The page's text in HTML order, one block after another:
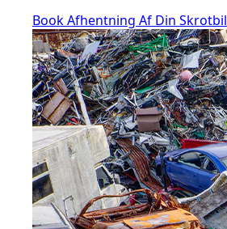
Book Afhentning Af Din Skrotbil